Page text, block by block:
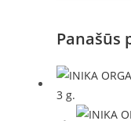
Panašūs